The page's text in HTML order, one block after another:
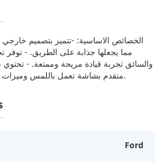
الخصائص الاساسية: -تتميز بتصميم خارجي
مما يجعلها جذابة على الطريق. - توفر
والسائق تجربة قيادة مريحة وممتعة. -
متقدم بشاشة تعمل باللمس وميزات مثل الاتصال بالهاتف الذكي.
Ford